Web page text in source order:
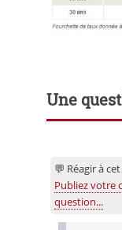
Une
💬 Réagir à
Publiez votre
question...